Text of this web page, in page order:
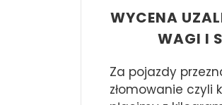
WYCENA
WAGI I
Za pojazdy
złomowanie czyli